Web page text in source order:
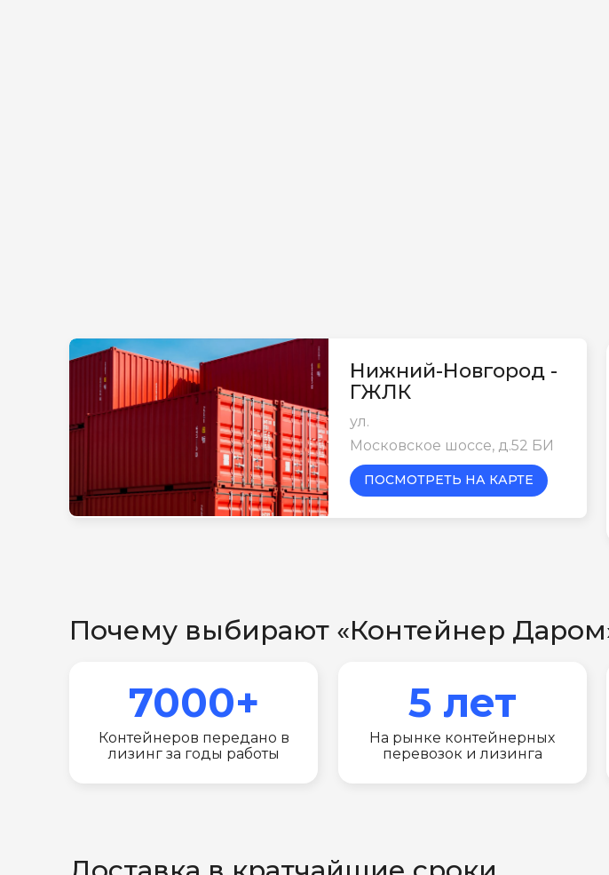
Нижний-Новгород -
ГЖЛК
ул.
Московское шоссе, д.52 БИ
ПОСМОТРЕТЬ НА КАРТЕ
Почему выбирают «Контейнер
7000+
Контейнеров передано в
лизинг за годы работы
5 лет
На рынке контейнерных
перевозок и лизинга